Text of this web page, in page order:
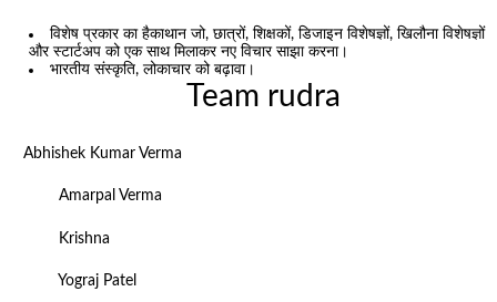
विशेष प्रकार का हैकाथान जो, छात्रों, शिक्षकों, डिजाइन विशेषज्ञों, खिलौना विशेषज्ञों
और स्टार्टअप को एक साथ मिलाकर नए विचार साझा करना।
भारतीय संस्कृति, लोकाचार को बढ़ावा।
Team rudra
Abhishek Kumar Verma
Amarpal Verma
Krishna
Yograj Patel